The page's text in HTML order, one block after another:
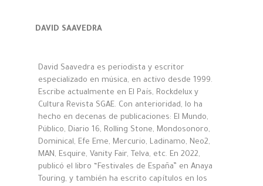
DAVID SAAVEDRA
David Saavedra es periodista y escritor
especializado en música, en activo desde 1999.
Escribe actualmente en El País, Rockdelux y
Cultura Revista SGAE. Con anterioridad, lo ha
hecho en decenas de publicaciones: El Mundo,
Público, Diario 16, Rolling Stone, Mondosonoro,
Dominical, Efe Eme, Mercurio, Ladinamo, Neo2,
MAN, Esquire, Vanity Fair, Telva, etc. En 2022,
publicó el libro “Festivales de España” en Anaya
Touring, y también ha escrito capítulos en los